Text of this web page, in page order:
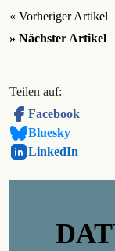
« Vorheriger Artikel
» Nächster Artikel
Teilen auf:
Facebook
Bluesky
LinkedIn